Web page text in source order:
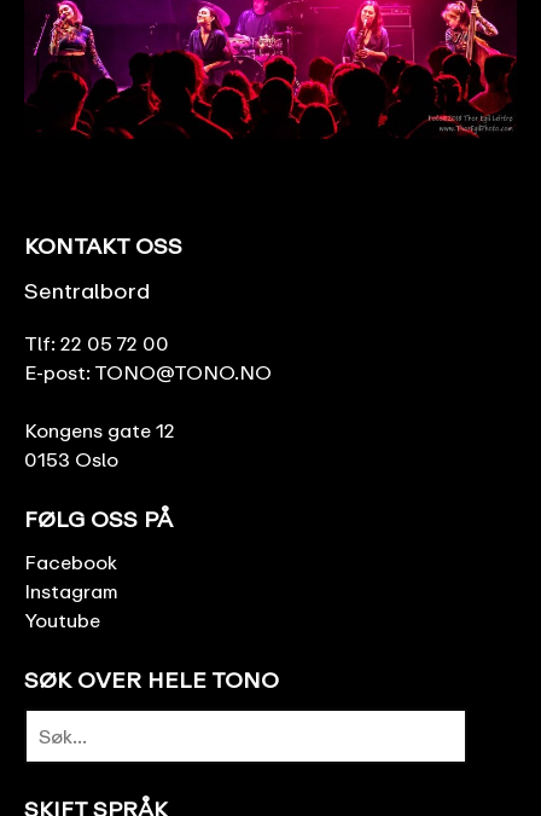
KONTAKT OSS
Sentralbord
Tlf: 22 05 72 00
E-post: TONO@TONO.NO
Kongens gate 12
0153 Oslo
FØLG OSS PÅ
Facebook
Instagram
Youtube
SØK OVER HELE TONO
SKIFT SPRÅK